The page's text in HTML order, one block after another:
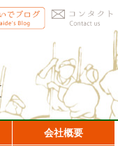
会社概要